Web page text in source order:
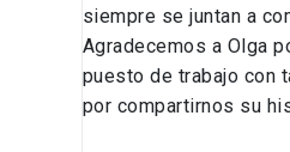
siempre se juntan a
Agradecemos a Olga
puesto de trabajo con
por compartirnos su